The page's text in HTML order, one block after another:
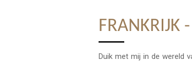
FRANKRIJK
Duik met mij in de wereld